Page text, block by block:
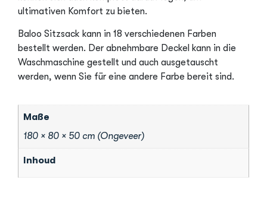
ultimativen Komfort zu bieten.
Baloo Sitzsack kann in 18 verschiedenen Farben
bestellt werden. Der abnehmbare Deckel kann in die
Waschmaschine gestellt und auch ausgetauscht
werden, wenn Sie für eine andere Farbe bereit sind.
Maße
180 × 80 × 50 cm (Ongeveer)
Inhoud